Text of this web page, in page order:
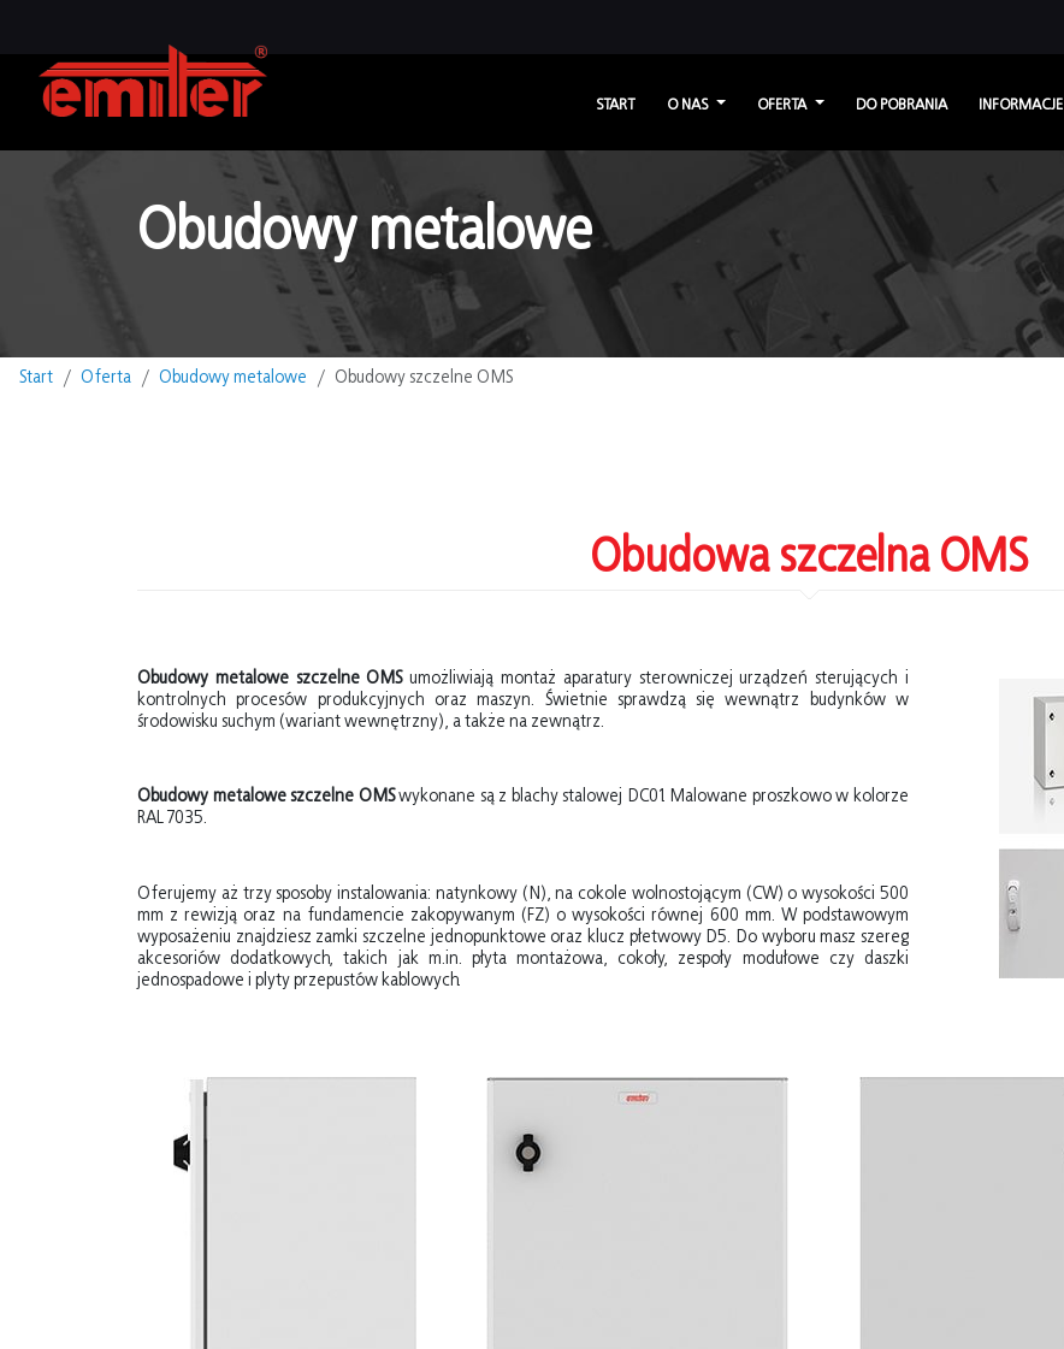
START O NAS OFERTA DO POBRANIA INFORMACJE
Obudowy metalowe
Start Oferta Obudowy metalowe Obudowy szczelne OMS
Obudowa szczelna OMS
Obudowy metalowe szczelne OMSumożliwiają montaż aparatury sterowniczej urządzeń sterujących i
kontrolnych procesów produkcyjnych oraz maszyn. Świetnie sprawdzą się wewnątrz budynków w
środowisku suchym (wariant wewnętrzny), a także na zewnątrz.
Obudowy metalowe szczelne OMSwykonane są z blachy stalowej DC01. Malowane proszkowo w kolorze
RAL 7035.
Oferujemy aż trzy sposoby instalowania: natynkowy (N), na cokole wolnostojącym (CW) o wysokości 500
mm z rewizją oraz na fundamencie zakopywanym (FZ) o wysokości równej 600 mm. W podstawowym
wyposażeniu znajdziesz zamki szczelne jednopunktowe oraz klucz płetwowy D5. Do wyboru masz szereg
akcesoriów dodatkowych, takich jak m.in. płyta montażowa, cokoły, zespoły modułowe czy daszki
jednospadowe i plyty przepustów kablowych.